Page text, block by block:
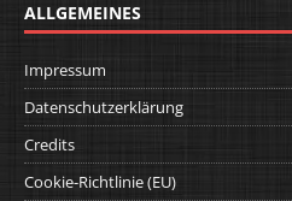
ALLGEMEINES
Impressum
Datenschutzerklärung
Credits
Cookie-Richtlinie (EU)